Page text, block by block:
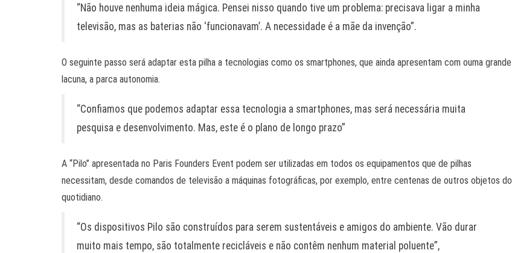
“Não houve nenhuma ideia mágica. Pensei nisso quando tive um problema: precisava ligar a minha
televisão, mas as baterias não ‘funcionavam’. A necessidade é a mãe da invenção”.
O seguinte passo será adaptar esta pilha a tecnologias como os smartphones, que ainda apresentam com ouma grande
lacuna, a parca autonomia.
“Confiamos que podemos adaptar essa tecnologia a smartphones, mas será necessária muita
pesquisa e desenvolvimento. Mas, este é o plano de longo prazo”
A “Pilo” apresentada no Paris Founders Event podem ser utilizadas em todos os equipamentos que de pilhas
necessitam, desde comandos de televisão a máquinas fotográficas, por exemplo, entre centenas de outros objetos do
quotidiano.
“Os dispositivos Pilo são construídos para serem sustentáveis e amigos do ambiente. Vão durar
muito mais tempo, são totalmente recicláveis e não contêm nenhum material poluente”,